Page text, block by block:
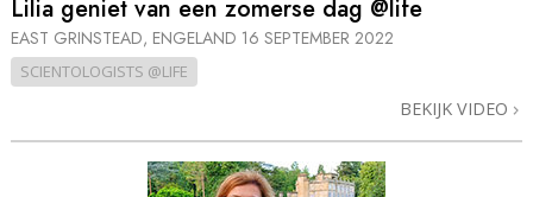
Lilia geniet van een zomerse dag @life
EAST GRINSTEAD, ENGELAND 16 SEPTEMBER 2022
SCIENTOLOGISTS @LIFE
BEKIJK VIDEO